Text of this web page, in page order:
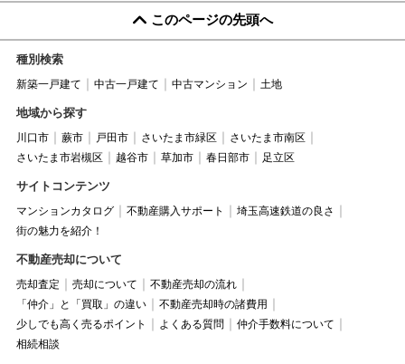
このページの先頭へ
種別検索
新築一戸建て 中古一戸建て 中古マンション 土地
地域から探す
川口市 蕨市 戸田市 さいたま市緑区
さいたま市南区
さいたま市岩槻区
越谷市 草加市 春日部市 足立区
サイトコンテンツ
マンションカタログ 不動産購入サポート
埼玉高速鉄道の良さ
街の魅力を紹介！
不動産売却について
売却査定 売却について
不動産売却の流れ
「仲介」と「買取」の違い
不動産売却時の諸費用
少しでも高く売るポイント
よくある質問
仲介手数料について
相続相談